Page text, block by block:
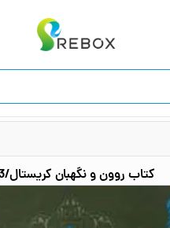
کتاب روون و نگهبان کریستال/3